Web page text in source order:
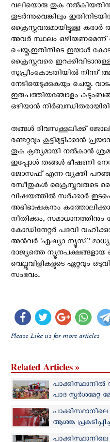
വലിയൊരു തുക
തുടർന്നുവെങ്കിലും
ക്രൈസ്തവരുമായിട്ടുള്ള
അവർ സ്ഥലം ഒഴിയണമെന്ന്
ചെയ്തു.ഇതിനിടെ ഇയാള്‍
ക്രൈസ്തവരെ
സുപ്രീംകോടതിയിൽ നിന്ന്
നേടിയെടുക്കുകയും ചെയ്തു.
ഇരുപത്തിയഞ്ചോളം
ഒഴിയാൻ
തങ്ങൾ ദിവസക്കൂലിക്ക്
രണ്ടറ്റവും കൂട്ടിമുട്ടിക്കാൻ
തുക കൃത്യമായി നൽകാൻ
ഇപ്പോൾ തങ്ങൾ ഭീഷണി
ജോസഫ് എന്ന വ്യക്തി
രസീതുകൾ ക്രൈസ്തവരുടെ
വിഷയത്തിൽ സർക്കാർ
അഭിഭാഷകനും കത്തോലിക്കാ
നീതിക്കും,
കോഡിനേറ്റർ പദവി
അൻവർ 'ഏഷ്യാ ന്യൂസ്'
രാജ്യത്തെ ന്യൂനപക്ഷങ്ങളായ
വെല്ലുവിളികളുടെ ഏറ്റവും
സംഭവം.
Please Like us for more articles
Related Articles »
പാക്കിസ്ഥാനില്‍
പാദ സ്പര്‍ശമേറ്റ
തീര്‍ത്ഥാടനം
ആശങ്ക